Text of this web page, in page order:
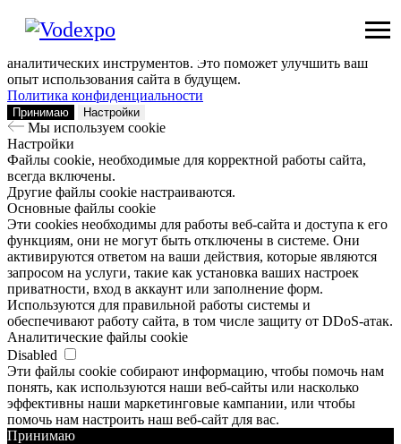
Мы используем сookie
Заходя на наш сайт, вы помогаете нам сделать его лучше: мы
аналитических инструментов. Это поможет улучшить ваш
опыт использования сайта в будущем.
Политика конфиденциальности
Принимаю Настройки
Мы используем сookie
Настройки
Файлы cookie, необходимые для корректной работы сайта,
всегда включены.
Другие файлы cookie настраиваются.
Основные файлы cookie
Эти cookies необходимы для работы веб-сайта и доступа к его
функциям, они не могут быть отключены в системе. Они
активируются ответом на ваши действия, которые являются
запросом на услуги, такие как установка ваших настроек
приватности, вход в аккаунт или заполнение форм.
Используются для правильной работы системы и
обеспечивают работу сайта, в том числе защиту от DDoS-атак.
Аналитические файлы cookie
Disabled
Эти файлы cookie собирают информацию, чтобы помочь нам
понять, как используются наши веб-сайты или насколько
эффективны наши маркетинговые кампании, или чтобы
помочь нам настроить наш веб-сайт для вас.
Принимаю